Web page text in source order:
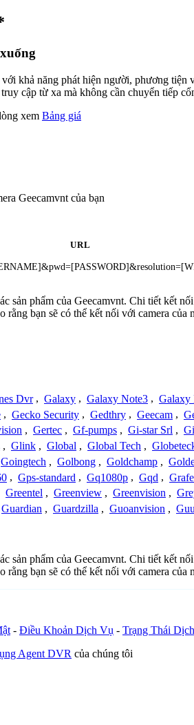
khả năng phát hiện người, phương
cập từ xa mà không cần chuyển tiếp
xem Bảng giá
Geecamvnt của bạn
URL
sản phẩm của Geecamvnt. Chi tiết kết
bạn sẽ có thể kết nối với camera của
Dvr , Galaxy , Galaxy Note3 , Galaxy
, Gecko Security , Gedthry , Geecam ,
, Gertec , Gf-pumps , Gi-star Srl ,
, Glink , Global , Global Tech ,
Goingtech , Golbong , Goldchamp ,
, Gps-standard , Gq1080p , Gqd ,
Greentel , Greenview , Greenvision ,
Guardian , Guardzilla , Guoanvision ,
sản phẩm của Geecamvnt. Chi tiết kết
bạn sẽ có thể kết nối với camera của
- Điều Khoản Dịch Vụ - Trạng Thái
Agent DVR của chúng tôi